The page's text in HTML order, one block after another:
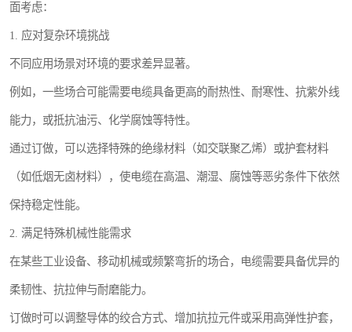
面考虑：
1. 应对复杂环境挑战
不同应用场景对环境的要求差异显著。
例如，一些场合可能需要电缆具备更高的耐热性、耐寒性、抗紫外线
能力，或抵抗油污、化学腐蚀等特性。
通过订做，可以选择特殊的绝缘材料（如交联聚乙烯）或护套材料
（如低烟无卤材料），使电缆在高温、潮湿、腐蚀等恶劣条件下依然
保持稳定性能。
2. 满足特殊机械性能需求
在某些工业设备、移动机械或频繁弯折的场合，电缆需要具备优异的
柔韧性、抗拉伸与耐磨能力。
订做时可以调整导体的绞合方式、增加抗拉元件或采用高弹性护套，